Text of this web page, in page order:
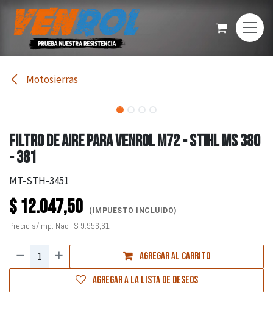
Ir al contenido
Motosierras
FILTRO DE AIRE PARA VENROL M72 - STIHL MS 380
- 381
MT-STH-3451
$12.047,50 (IMPUESTO INCLUIDO)
Precio s/Imp. Nac.: $ 9.956,61
Agregar al carrito
Agregar a la lista de deseos